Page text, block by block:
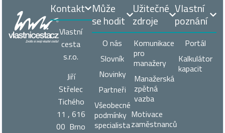
Může
se hodit
O nás
Slovník
Novinky
Partneři
Všeobecné
podmínky
specialista
Užitečné
zdroje
Komunikace
pro
manažery
Manažerská
zpětná
vazba
Motivace
zaměstnanců
Vlastní
poznání
Portál
Kalkulátor
kapacit
Kontakt
Vlastní
cesta
s.r.o.
Jiří
Střelec
Tichého
11 , 616
00 Brno